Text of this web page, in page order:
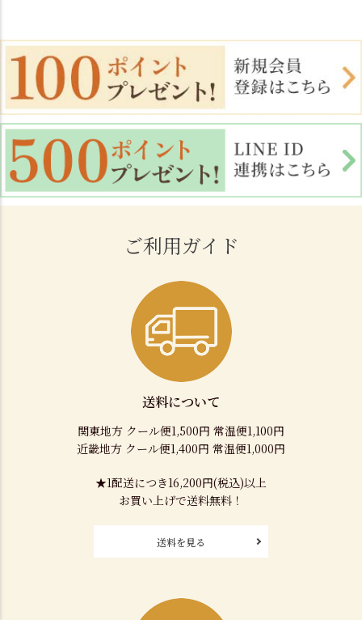
ご利用ガイド
送料について
関東地方 クール便1,500円 常温便1,100円
近畿地方 クール便1,400円 常温便1,000円
★1配送につき16,200円(税込)以上
お買い上げで送料無料！
送料を見る